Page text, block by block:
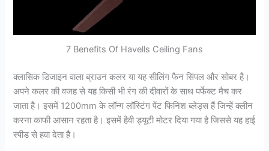
7 Benefits Of Havells Ceiling Fans
क्लासिक डिजाइन वाला ब्राउन कलर या यह सीलिंग फैन सिंपल और सोबर है।
अपने कलर की वजह से यह किसी भी रंग की दीवारों के साथ पर्फेक्ट मैच कर
जाता है। इसमें 1200mm के लॉन्ग लॉस्टिंग पेंट फिनिश ब्लेड्स हैं जिन्हें क्लीन
करना काफी आसान रहता है। इसमें हैवी ड्यूटी मोटर दिया गया है जिससे यह हाई
स्पीड से हवा देता है।